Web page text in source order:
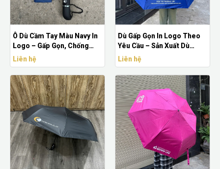
Ô Dù Cầm Tay Màu Navy In
Logo – Gấp Gọn, Chống
Thấm Tốt, Phù Hợp Sự Kiện
Liên hệ
Dù Gấp Gọn In Logo Theo
Yêu Cầu – Sản Xuất Dù
Quảng Cáo Chất Lượng
Liên hệ